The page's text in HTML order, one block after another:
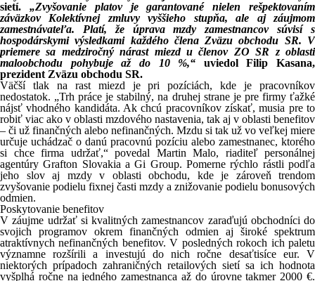
sietí. „Zvyšovanie platov je garantované nielen rešpektovaním
záväzkov Kolektívnej zmluvy vyššieho stupňa, ale aj záujmom
zamestnávateľa. Platí, že úprava mzdy zamestnancov súvisí s
hospodárskymi výsledkami každého člena Zväzu obchodu SR. V
priemere sa medziročný nárast miezd u členov ZO SR z oblasti
maloobchodu pohybuje až do 10 %,“ uviedol Filip Kasana,
prezident Zväzu obchodu SR.
Väčší tlak na rast miezd je pri pozíciách, kde je pracovníkov
nedostatok. „Trh práce je stabilný, na druhej strane je pre firmy ťažké
nájsť vhodného kandidáta. Ak chcú pracovníkov získať, musia pre to
robiť viac ako v oblasti mzdového nastavenia, tak aj v oblasti benefitov
– či už finančných alebo nefinančných. Mzdu si tak už vo veľkej miere
určuje uchádzač o danú pracovnú pozíciu alebo zamestnanec, ktorého
si chce firma udržať,“ povedal Martin Malo, riaditeľ personálnej
agentúry Grafton Slovakia a Gi Group. Pomerne rýchlo rástli podľa
jeho slov aj mzdy v oblasti obchodu, kde je zároveň trendom
zvyšovanie podielu fixnej časti mzdy a znižovanie podielu bonusových
odmien.
Poskytovanie benefitov
V záujme udržať si kvalitných zamestnancov zaraďujú obchodníci do
svojich programov okrem finančných odmien aj široké spektrum
atraktívnych nefinančných benefitov. V posledných rokoch ich paletu
významne rozšírili a investujú do nich ročne desaťtisíce eur. V
niektorých prípadoch zahraničných retailových sietí sa ich hodnota
vyšplhá ročne na jedného zamestnanca až do úrovne takmer 2000 €.